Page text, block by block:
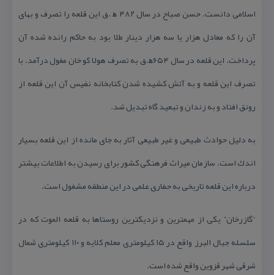
اسلامی دانست. حسن صباح در سال ۴۸۲ ﮬ .ق این قلعه را تصرف و بهای
آن را كه معادل هزار یا سه هزار دینار طلا بود به حاكم رانده شده آن
پرداخت. این قلعه در سال ۶۵۴ﮬ.ق به تصرف هولا كو خان مغول درآمد. با
تصرف این قلعه و به آتش كشیده شدن كتابخانه نفیس آن این قلعه از
رونق افتاد و به زندان و تبعید گاه تبدیل شد.
به دلیل حوادث طبیعی و غیر طبیعی آثار به جای مانده از این قلعه بسیار
اندك است. سازمان میراث فرهنگی كشور برای رسیدن به اطلاعات بیشتر
درباره این قلعه تاریخی به حفاری علمی در این منطقه مشغول است.
“گازرخان” یكی از مهمترین و نزدیكترین روستاها به قلعه الموت كه در
سلسله جبال البرز واقع در ۱۵ كیلومتری معلم كلایه و ۱۱۰ كیلومتری شمال
شرقی شهر قزوین واقع شده است.